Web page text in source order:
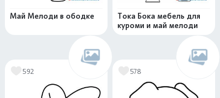
Май Мелоди в ободке
Тока Бока мебель для
куроми и май мелоди
592 578